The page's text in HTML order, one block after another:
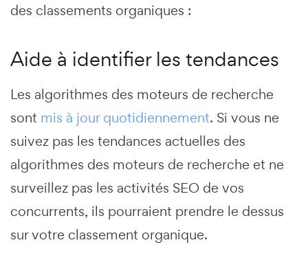
des classements organiques :
Aide à identifier les tendances
Les algorithmes des moteurs de recherche
sont mis à jour quotidiennement. Si vous ne
suivez pas les tendances actuelles des
algorithmes des moteurs de recherche et ne
surveillez pas les activités SEO de vos
concurrents, ils pourraient prendre le dessus
sur votre classement organique.